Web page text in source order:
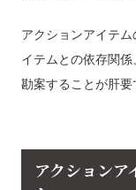
アクションアイテ
イテムとの依存関
勘案することが肝要
アクションア